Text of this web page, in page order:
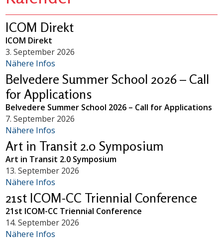
ICOM Direkt
ICOM Direkt
3. September 2026
Nähere Infos
Belvedere Summer School 2026 – Call
for Applications
Belvedere Summer School 2026 – Call for Applications
7. September 2026
Nähere Infos
Art in Transit 2.0 Symposium
Art in Transit 2.0 Symposium
13. September 2026
Nähere Infos
21st ICOM-CC Triennial Conference
21st ICOM-CC Triennial Conference
14. September 2026
Nähere Infos